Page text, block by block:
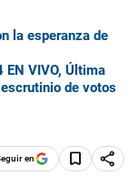
la esperanza de
EN VIVO, Última
de votos
en